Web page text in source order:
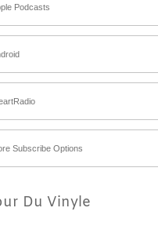
Podcasts
Subscribe Options
Du Vinyle